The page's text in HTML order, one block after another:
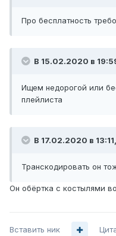
Про бесплатность
В 15.02.2020 в
Ищем недорогой или
плейлиста
В 17.02.2020 в 13:11,
Транскодировать он
Он обёртка с костылями
Вставить ник